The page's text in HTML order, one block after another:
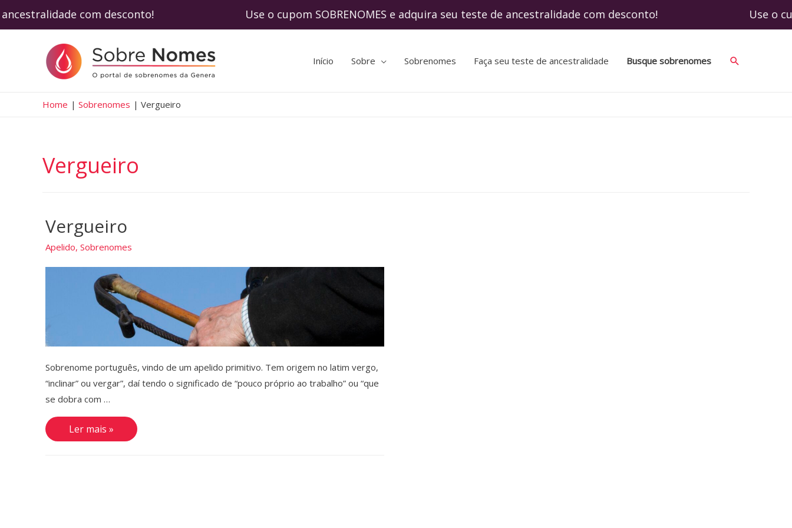
de ancestralidade com desconto! Use o cupom SOBRENOMES e adquira seu teste de ancestralidade com desconto! Use o
Início Sobre Sobrenomes Faça seu teste de ancestralidade Busque sobrenomes Search
Home Sobrenomes Vergueiro
Vergueiro
Vergueiro
Apelido, Sobrenomes
Sobrenome português, vindo de um apelido primitivo. Tem origem no latim vergo,
“inclinar” ou vergar”, daí tendo o significado de “pouco próprio ao trabalho” ou “que
se dobra com …
Vergueiro
Ler mais »